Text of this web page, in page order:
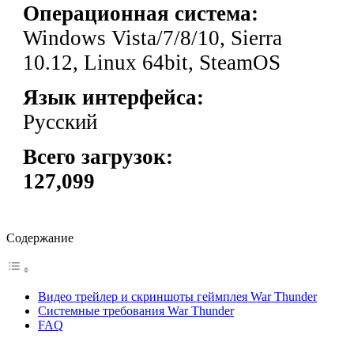
Операционная система:
Windows Vista/7/8/10, Sierra
10.12, Linux 64bit, SteamOS
Язык интерфейса:
Русский
Всего загрузок:
127,099
Содержание
Видео трейлер и скриншоты геймплея War Thunder
Системные требования War Thunder
FAQ